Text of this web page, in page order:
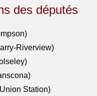
des députés
Riverview)
Station)